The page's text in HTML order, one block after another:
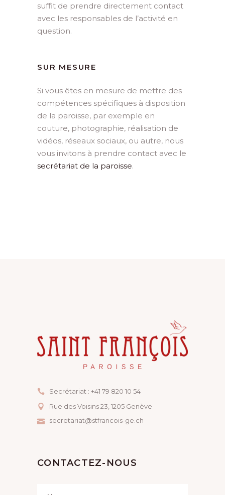
suffit de prendre directement contact
avec les responsables de l’activité en
question.
SUR MESURE
Si vous êtes en mesure de mettre des
compétences spécifiques à disposition
de la paroisse, par exemple en
couture, photographie, réalisation de
vidéos, réseaux sociaux, ou autre, nous
vous invitons à prendre contact avec le
secrétariat de la paroisse.
Secrétariat : +41 79 820 10 54
Rue des Voisins 23, ​1205 Genève
secretariat@stfrancois-ge.ch
CONTACTEZ-NOUS